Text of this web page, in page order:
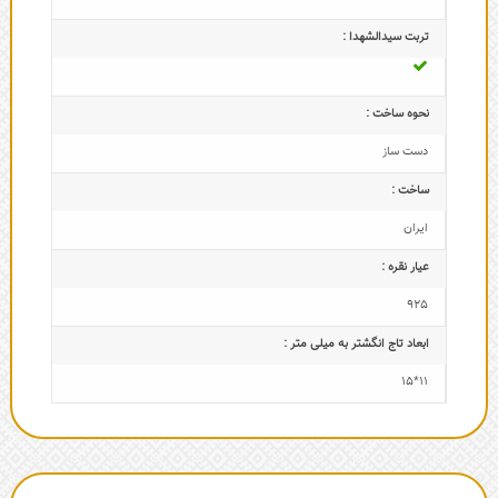
تربت سیدالشهدا :
نحوه ساخت :
دست ساز
ساخت :
ایران
عیار نقره :
925
ابعاد تاج‌ انگشتر به میلی متر :
11*15